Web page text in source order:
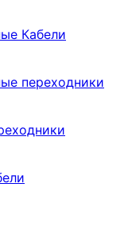
Кабели
переходники